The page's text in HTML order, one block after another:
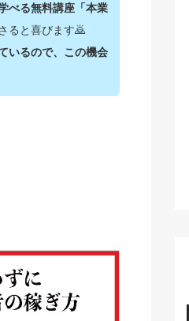
べる無料講座「本業
ると喜びます🙇‍
いるので、この機会